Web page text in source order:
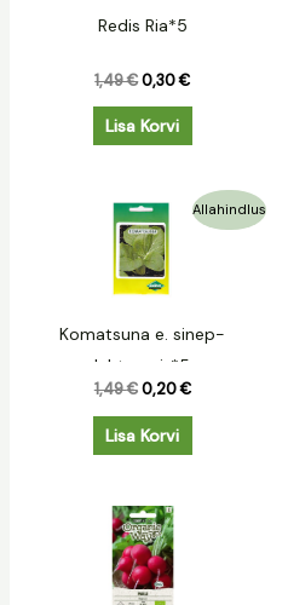
Redis Ria*5
1,49€0,30€
Lisa Korvi
Allahindlus
Komatsuna e. sinep-
lehtnaeris*5
1,49€
Algne
hind
oli:
1,49 €.
0,20€
Praegune
hind
Lisa Korvi